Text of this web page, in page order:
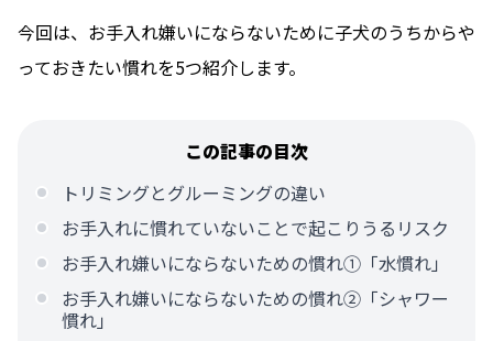
今回は、お手入れ嫌いにならないために子犬のうちからや
っておきたい慣れを5つ紹介します。
この記事の目次
トリミングとグルーミングの違い
お手入れに慣れていないことで起こりうるリスク
お手入れ嫌いにならないための慣れ①「水慣れ」
お手入れ嫌いにならないための慣れ②「シャワー
慣れ」